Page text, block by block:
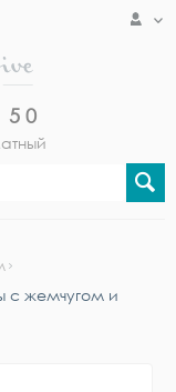
с жемчугом и